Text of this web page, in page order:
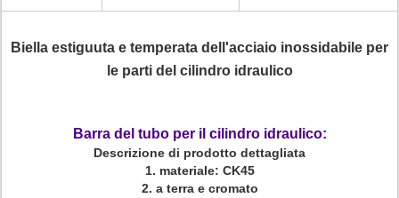
Biella estiguuta e temperata dell'acciaio inossidabile per
le parti del cilindro idraulico
Barra del tubo per il cilindro idraulico:
Descrizione di prodotto dettagliata
1. materiale: CK45
2. a terra e cromato